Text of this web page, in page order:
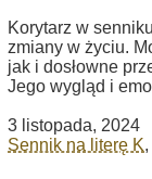
Korytarz w
zmiany w życiu.
jak i dosłowne
Jego wygląd i
3 listopada, 2024
Sennik na literę K,